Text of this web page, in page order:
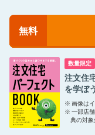
無料
数量限定
注文住
を学ぼ
※ 画像は
※ 一部店
典の対象